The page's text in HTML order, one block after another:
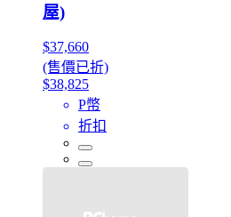
屋)
$37,660
(售價已折)
$38,825
P幣
折扣